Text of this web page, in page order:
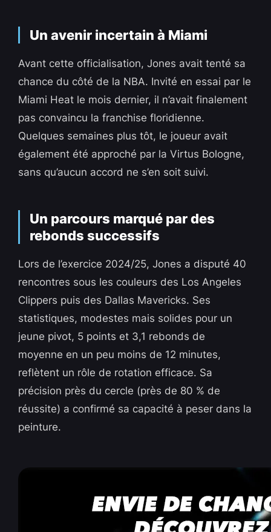
Un avenir incertain à Miami
Avant cette officialisation, Jones avait tenté sa
chance du côté de la NBA. Invité en essai par le
Miami Heat le mois dernier, il n’avait finalement
pas convaincu la franchise floridienne.
Quelques semaines plus tôt, le joueur avait
également été approché par la Virtus Bologne,
sans qu’aucun accord ne s’en soit suivi.
Un parcours marqué par des
rebonds successifs
Lors de l’exercice 2024/25, Jones a disputé 40
rencontres sous les couleurs des Los Angeles
Clippers puis des Dallas Mavericks. Ses
statistiques, modestes mais solides pour un
jeune pivot, 5 points et 3,1 rebonds de
moyenne en un peu moins de 12 minutes,
reflètent un rôle de rotation efficace. Sa
précision près du cercle (près de 80 % de
réussite) a confirmé sa capacité à peser dans la
peinture.